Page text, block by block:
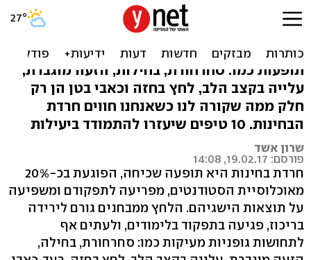
חרדת בחינות: 10 שיטות
תופעות כמו: סחרחורת, בחילות, הזעה מוגברת,
עלייה בקצב הלב, לחץ בחזה וכאבי בטן הן רק
חלק ממה שקורה לנו כשאנחנו חווים חרדת
הבחינות. 10 טיפים שיעזרו להתמודד ביעילות
שרון אשד
פורסם: 19.02.17, 14:08
חרדת בחינות היא תופעה שכיחה, הפוגעת בכ-20%
מאוכלוסיית הסטודנטים, מפריעה לתפקודם ומשפיעה
על תוצאות הישגיהם. הלחץ ממבחנים גורם לירידה
בריכוז, פגיעה בתפקוד בלימודים, ולעתים אף
לתחושות גופניות מעיקות כמו: סחרחורת, בחילה,